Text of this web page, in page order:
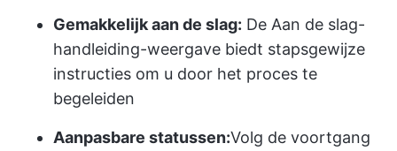
Gemakkelijk aan de slag: De Aan de slag-
handleiding-weergave biedt stapsgewijze
instructies om u door het proces te
begeleiden
Aanpasbare statussen:Volg de voortgang